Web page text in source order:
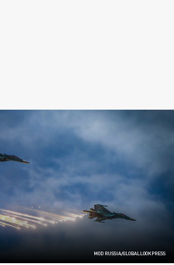
MOD RUSSIA/GLOBALLOOKPRESS